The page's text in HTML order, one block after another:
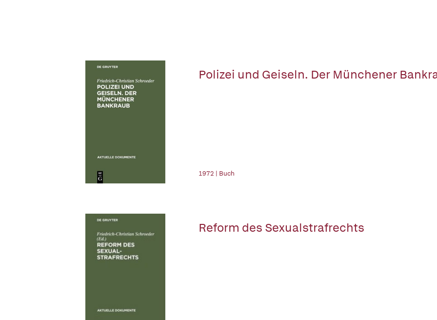
Polizei und Geiseln. Der Münchener
1972 | Buch
Reform des Sexualstrafrechts